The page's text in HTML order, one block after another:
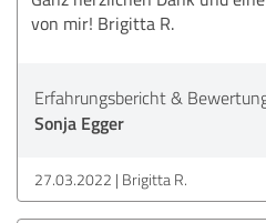
von mir! Brigitta R.
Erfahrungsbericht &
Sonja Egger
27.03.2022 Brigitta R.